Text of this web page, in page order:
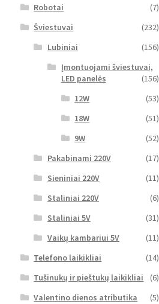
Robotai
(7)
Šviestuvai
(232)
Lubiniai
(156)
Įmontuojami šviestuvai,
LED panelės
(156)
12W
(53)
18W
(51)
9W
(52)
Pakabinami 220V
(17)
Sieniniai 220V
(11)
Staliniai 220V
(6)
Staliniai 5V
(31)
Vaikų kambariui 5V
(11)
Telefono laikikliai
(14)
Tušinukų ir pieštukų laikikliai
(6)
Valentino dienos atributika
(5)